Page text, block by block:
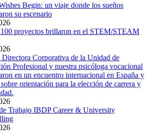
Begin: un viaje donde los sueños
su escenario
proyectos brillaron en el STEM/STEAM
Directora Corporativa de la Unidad de
Profesional y nuestra psicóloga vocacional
en un encuentro internacional en España y
orientación para la elección de carrera y
Trabajo IBDP Career & University